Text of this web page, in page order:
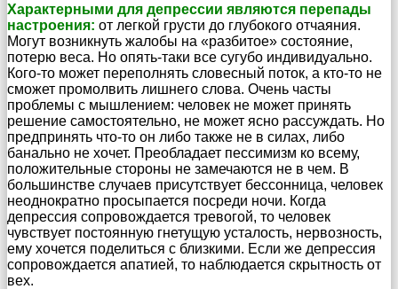
Характерными для депрессии являются перепады
настроения: от легкой грусти до глубокого отчаяния.
Могут возникнуть жалобы на «разбитое» состояние,
потерю веса. Но опять-таки все сугубо индивидуально.
Кого-то может переполнять словесный поток, а кто-то не
сможет промолвить лишнего слова. Очень часты
проблемы с мышлением: человек не может принять
решение самостоятельно, не может ясно рассуждать. Но
предпринять что-то он либо также не в силах, либо
банально не хочет. Преобладает пессимизм ко всему,
положительные стороны не замечаются не в чем. В
большинстве случаев присутствует бессонница, человек
неоднократно просыпается посреди ночи. Когда
депрессия сопровождается тревогой, то человек
чувствует постоянную гнетущую усталость, нервозность,
ему хочется поделиться с близкими. Если же депрессия
сопровождается апатией, то наблюдается скрытность от
вех.